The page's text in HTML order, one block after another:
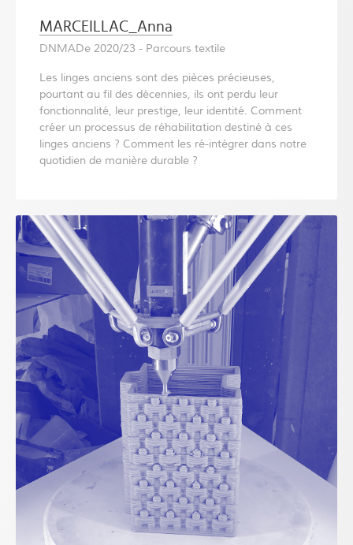
MARCEILLAC_Anna
DNMADe 2020/23 - Parcours textile
Les linges anciens sont des pièces précieuses,
pourtant au fil des décennies, ils ont perdu leur
fonctionnalité, leur prestige, leur identité. Comment
créer un processus de réhabilitation destiné à ces
linges anciens ? Comment les ré-intégrer dans notre
quotidien de manière durable ?